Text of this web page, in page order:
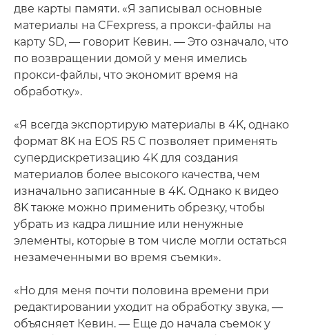
две карты памяти. «Я записывал основные
материалы на CFexpress, а прокси-файлы на
карту SD, — говорит Кевин. — Это означало, что
по возвращении домой у меня имелись
прокси-файлы, что экономит время на
обработку».
«Я всегда экспортирую материалы в 4K, однако
формат 8K на EOS R5 C позволяет применять
супердискретизацию 4K для создания
материалов более высокого качества, чем
изначально записанные в 4K. Однако к видео
8K также можно применить обрезку, чтобы
убрать из кадра лишние или ненужные
элементы, которые в том числе могли остаться
незамеченными во время съемки».
«Но для меня почти половина времени при
редактировании уходит на обработку звука, —
объясняет Кевин. — Еще до начала съемок у